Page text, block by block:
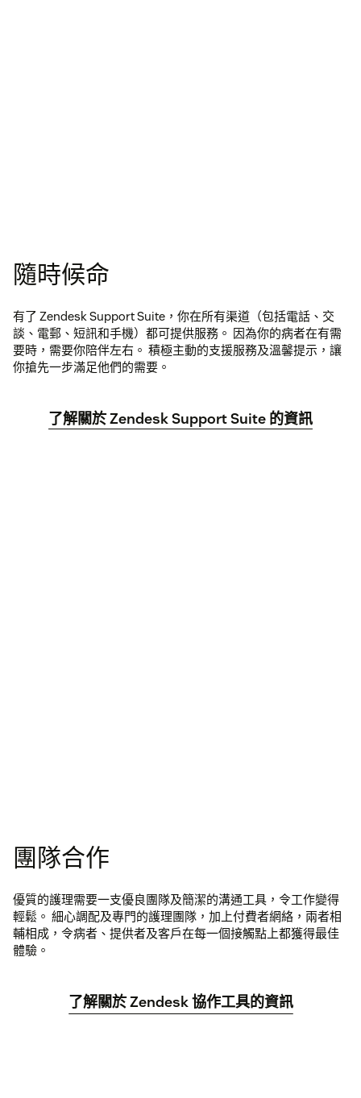
隨時候命
有了 Zendesk Support Suite，你在所有渠道（包括電話、交
談、電郵、短訊和手機）都可提供服務。 因為你的病者在有需
要時，需要你陪伴左右。 積極主動的支援服務及溫馨提示，讓
你搶先一步滿足他們的需要。
了解關於 Zendesk Support Suite 的資訊
團隊合作
優質的護理需要一支優良團隊及簡潔的溝通工具，令工作變得
輕鬆。 細心調配及專門的護理團隊，加上付費者網絡，兩者相
輔相成，令病者、提供者及客戶在每一個接觸點上都獲得最佳
體驗。
了解關於 Zendesk 協作工具的資訊